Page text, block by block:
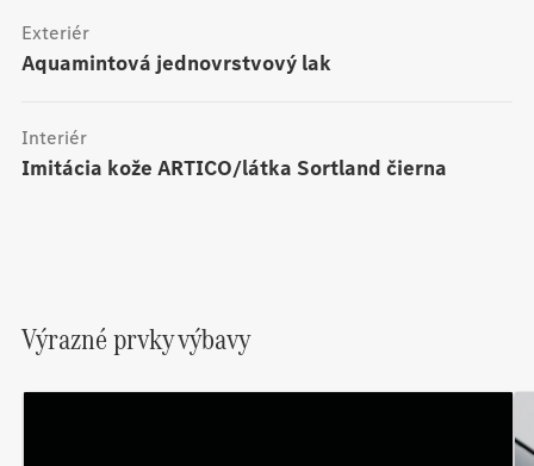
aquamintová jednovrstvový lak
Exteriér
Imitácia kože ARTICO/látka Sortland čierna
Interiér
Výrazné prvky výbavy